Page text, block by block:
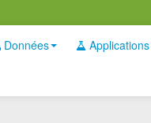
Données Applications